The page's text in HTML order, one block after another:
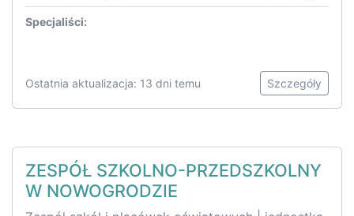
Specjaliści:
Ostatnia aktualizacja: 13 dni temu Szczegóły
ZESPÓŁ SZKOLNO-PRZEDSZKOLNY
W NOWOGRODZIE